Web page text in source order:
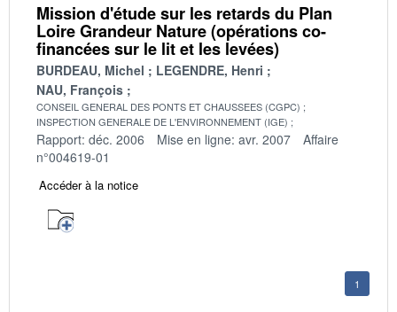
Mission d'étude sur les retards du Plan
Loire Grandeur Nature (opérations co-
financées sur le lit et les levées)
BURDEAU, Michel
LEGENDRE, Henri
NAU, François
CONSEIL GENERAL DES PONTS ET CHAUSSEES (CGPC)
INSPECTION GENERALE DE L'ENVIRONNEMENT (IGE)
Rapport: déc. 2006 Mise en ligne: avr. 2007
Affaire
n°004619-01
Accéder à la notice
1